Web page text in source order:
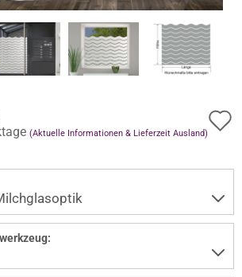
(Aktuelle Informationen & Lieferzeit Ausland)